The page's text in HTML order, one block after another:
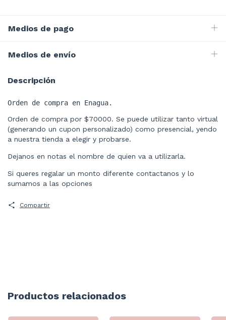
Medios de pago
Medios de envío
Descripción
Orden de compra en Enagua.
Orden de compra por $70000. Se puede utilizar tanto virtual
(generando un cupon personalizado) como presencial, yendo
a nuestra tienda a elegir y probarse.
Dejanos en notas el nombre de quien va a utilizarla.
Si queres regalar un monto diferente contactanos y lo
sumamos a las opciones
Compartir
Productos relacionados